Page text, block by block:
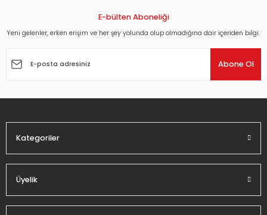
Ürün açıklamasında eksik bilgiler bulunuyor.
Ürün bilgilerinde hatalar bulunuyor.
Bu ürüne benzer farklı alternatifler olmalı.
45,90 TL
BOLEYN KIZI - THE OTHER BOLEYN GIRL - NATALIE PORTMAN - SCARLETT
E-bülten Aboneliği
Yeni gelenler, erken erişim ve her şey yolunda olup olmadığına dair içeriden bilgi.
Abone Ol
Kategoriler
Üyelik